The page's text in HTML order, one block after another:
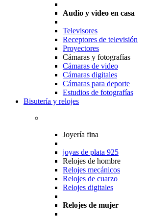
Audio y video en casa
Televisores
Receptores de televisión
Proyectores
Cámaras y fotografías
Cámaras de video
Cámaras digitales
Cámaras para deporte
Estudios de fotografías
Bisutería y relojes
Joyería fina
joyas de plata 925
Relojes de hombre
Relojes mecánicos
Relojes de cuarzo
Relojes digitales
Relojes de mujer